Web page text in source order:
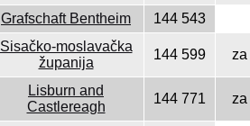
Grafschaft Bentheim 144 543
Sisačko-moslavačka
županija
144 599 za
Lisburn and
Castlereagh
144 771 za